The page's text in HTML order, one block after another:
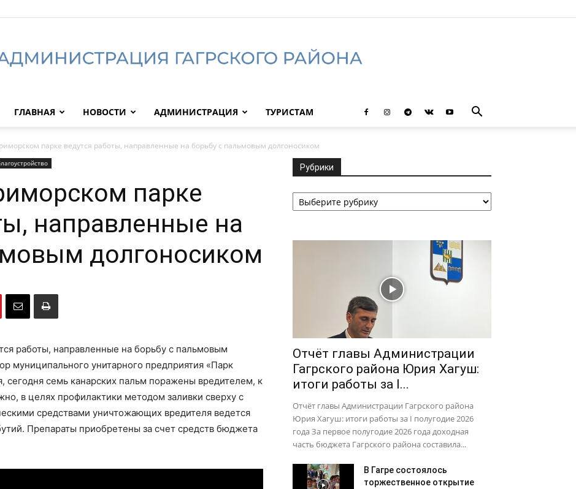
Гагрского
ГЛАВНАЯ НОВОСТИ АДМИНИСТРАЦИЯ ТУРИСТАМ
парке ведутся работы, направленные на борьбу с пальмовым долгоносиком
парке
направленные на
долгоносиком
работы, направленные на борьбу с пальмовым
муниципального унитарного предприятия «Парк
сегодня семь канарских пальм поражены вредителем, к
в целях профилактики методом заливки сверху с
средствами уничтожающих вредителя ведется
Препараты приобретены за счет средств бюджета
Рубрики
Рубрики
Отчёт главы Администрации
Гагрского района Юрия Хагуш:
итоги работы за I...
Отчёт главы Администрации Гагрского района
Юрия Хагуш: итоги работы за I полугодие 2026
года За первое полугодие 2026 года доходная
часть бюджета Гагрского района составила...
В Гагре состоялось
торжественное открытие